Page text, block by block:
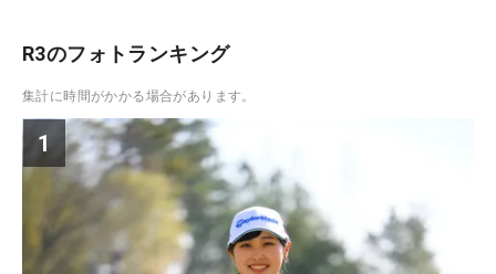
R3のフォトランキング
集計に時間がかかる場合があります。
1